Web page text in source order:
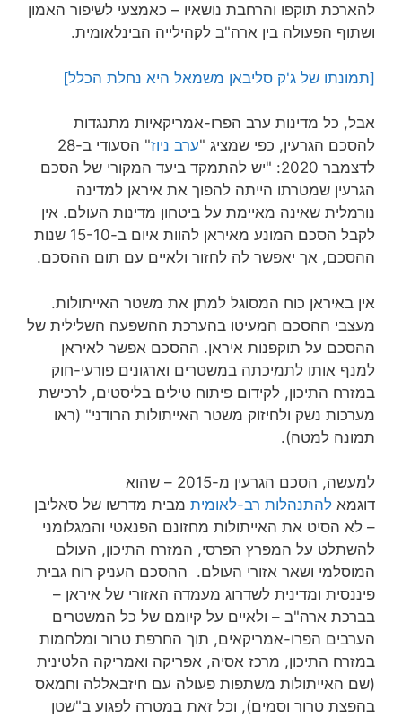
להארכת תוקפו והרחבת נושאיו – כאמצעי לשיפור האמון
ושתוף הפעולה בין ארה"ב לקהילייה הבינלאומית.
[תמונתו של ג'ק סליבאן משמאל היא נחלת הכלל]
אבל, כל מדינות ערב הפרו-אמריקאיות מתנגדות
להסכם הגרעין, כפי שמציג "ערב ניוז
" הסעודי ב-28
לדצמבר 2020: "יש להתמקד ביעד המקורי של הסכם
הגרעין שמטרתו הייתה להפוך את איראן למדינה
נורמלית שאינה מאיימת על ביטחון מדינות העולם. אין
לקבל הסכם המונע מאיראן להוות איום ב-15-10 שנות
ההסכם, אך יאפשר לה לחזור ולאיים עם תום ההסכם.
אין באיראן כוח המסוגל למתן את משטר האייתולות.
מעצבי ההסכם המעיטו בהערכת ההשפעה השלילית של
ההסכם על תוקפנות איראן. ההסכם אפשר לאיראן
למנף אותו לתמיכתה במשטרים וארגונים פורעי-חוק
במזרח התיכון, לקידום פיתוח טילים בליסטים, לרכישת
מערכות נשק ולחיזוק משטר האייתולות הרודני" (ראו
תמונה למטה).
למעשה, הסכם הגרעין מ-2015 – שהוא
דוגמא להתנהלות רב-לאומית מבית מדרשו של סאליבן
– לא הסיט את האייתולות מחזונם הפנאטי והמגלומני
להשתלט על המפרץ הפרסי, המזרח התיכון, העולם
המוסלמי ושאר אזורי העולם. ההסכם העניק רוח גבית
פיננסית ומדינית לשדרוג מעמדה האזורי של איראן –
בברכת ארה"ב – ולאיים על קיומם של כל המשטרים
הערבים הפרו-אמריקאים, תוך החרפת טרור ומלחמות
במזרח התיכון, מרכז אסיה, אפריקה ואמריקה הלטינית
(שם האייתולות משתפות פעולה עם חיזבאללה וחמאס
בהפצת טרור וסמים), וכל זאת במטרה לפגוע ב"שטן